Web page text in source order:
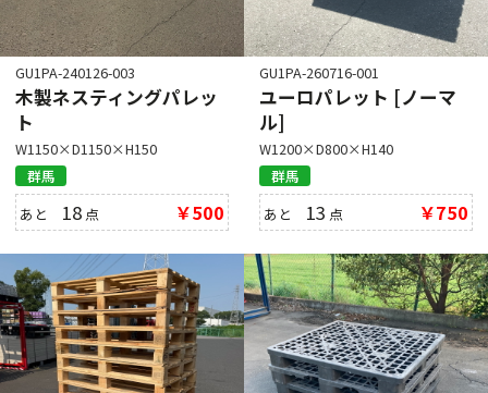
GU1PA-240126-003
木製ネスティングパレッ
ト
W1150×D1150×H150
群馬
あと 18 点 ￥500
GU1PA-260716-001
ユーロパレット [ノーマ
ル]
W1200×D800×H140
群馬
あと 13 点 ￥750